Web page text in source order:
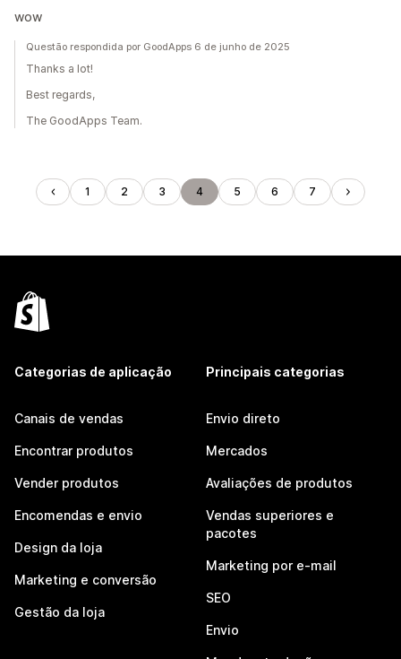
wow
Questão respondida por GoodApps 6 de junho de 2025
Thanks a lot!
Best regards,
The GoodApps Team.
1 2 3 4 5 6 7
Categorias de aplicação
Canais de vendas
Encontrar produtos
Vender produtos
Encomendas e envio
Design da loja
Marketing e conversão
Gestão da loja
Principais categorias
Envio direto
Mercados
Avaliações de produtos
Vendas superiores e
pacotes
Marketing por e-mail
SEO
Envio